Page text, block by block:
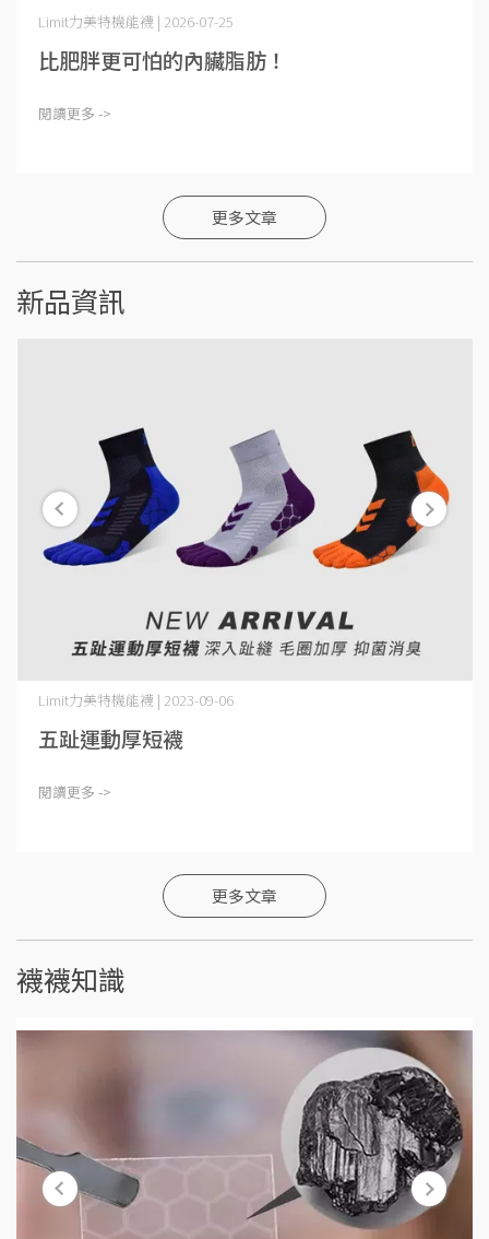
Limit力美特機能襪 | 2026-07-25
比肥胖更可怕的內臟脂肪！
閱讀更多 ->
更多文章
新品資訊
Limit力美特機能襪 | 2023-09-06
五趾運動厚短襪
閱讀更多 ->
更多文章
襪襪知識